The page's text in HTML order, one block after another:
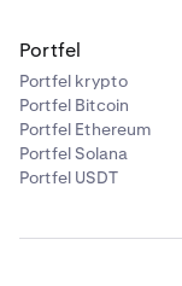
Portfel
Portfel krypto
Portfel Bitcoin
Portfel Ethereum
Portfel Solana
Portfel USDT